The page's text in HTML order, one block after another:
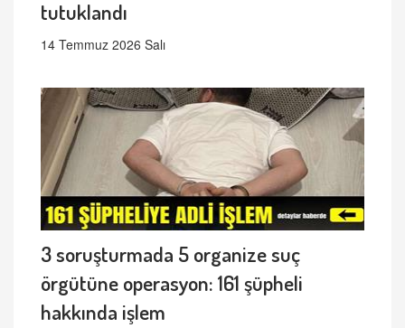
tutuklandı
14 Temmuz 2026 Salı
3 soruşturmada 5 organize suç
örgütüne operasyon: 161 şüpheli
hakkında işlem